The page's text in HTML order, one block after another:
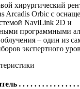
хирургический
Arcadis Orbic с
NaviLink 2D и
программными
– один из
экспертного
. . . . . . . . . . . . . . . .